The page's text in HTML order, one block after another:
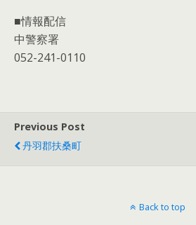
■情報配信
中警察署
052-241-0110
Previous Post
丹羽郡扶桑町
Back to top